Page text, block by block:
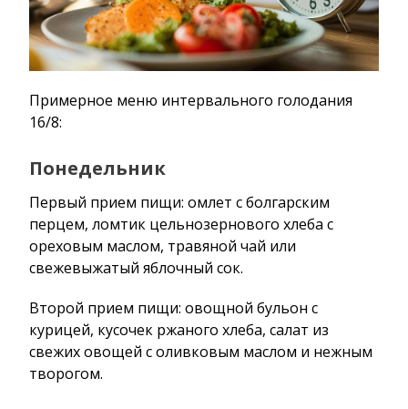
Примерное меню интервального голодания
16/8:
Понедельник
Первый прием пищи: омлет с болгарским
перцем, ломтик цельнозернового хлеба с
ореховым маслом, травяной чай или
свежевыжатый яблочный сок.
Второй прием пищи: овощной бульон с
курицей, кусочек ржаного хлеба, салат из
свежих овощей с оливковым маслом и нежным
творогом.